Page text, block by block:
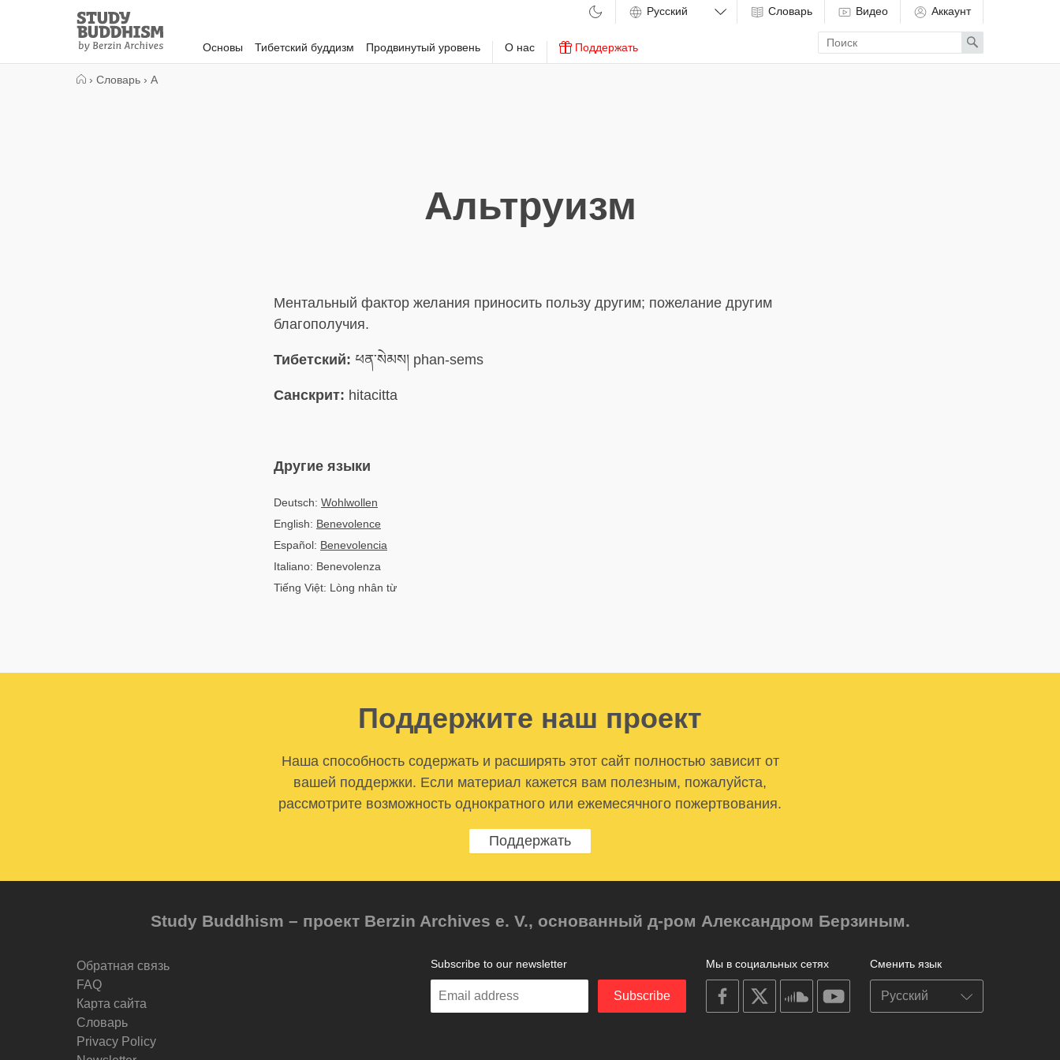
Study
Buddhism
Home
Основы Тибетский буддизм Продвинутый уровень О нас Поддержать
Словарь Видео Аккаунт
Enter
search
term
Search
› Словарь › А
Альтруизм
Ментальный фактор желания приносить пользу другим; пожелание другим
благополучия.
Тибетский: ཕན་སེམས། phan-sems
Санскрит: hitacitta
Другие языки
Deutsch: Wohlwollen
English: Benevolence
Español: Benevolencia
Italiano: Benevolenza
Tiếng Việt: Lòng nhân từ
Поддержите наш проект
Наша способность содержать и расширять этот сайт полностью зависит от
вашей поддержки. Если материал кажется вам полезным, пожалуйста,
рассмотрите возможность однократного или ежемесячного пожертвования.
Поддержать
Study Buddhism – проект Berzin Archives e. V., основанный д-ром Александром Берзиным.
Обратная связь
FAQ
Карта сайта
Словарь
Privacy Policy
Сменить язык
Мы в социальных сетях
on
facebook
on
on
soundcloudyoutube
Subscribe to our newsletter
Enter
Subscribe